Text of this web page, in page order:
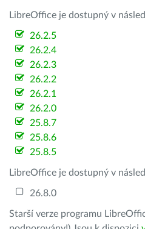
LibreOffice je dostupný v
26.2.5
26.2.4
26.2.3
26.2.2
26.2.1
26.2.0
25.8.7
25.8.6
25.8.5
LibreOffice je dostupný v
26.8.0
Starší verze programu